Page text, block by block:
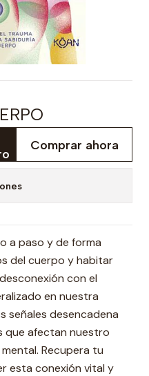
Comprar ahora
a paso y de forma
del cuerpo y habitar
con el
en nuestra
señales desencadena
que afectan nuestro
Recupera tu
esta conexión vital y